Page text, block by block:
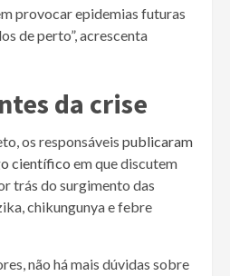
provocar epidemias futuras
de perto”, acrescenta
da crise
os responsáveis publicaram
científico em que discutem
trás do surgimento das
chikungunya e febre
não há mais dúvidas sobre